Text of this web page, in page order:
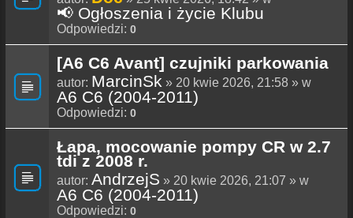
📢 Ogłoszenia i życie Klubu
Odpowiedzi: 0
[A6 C6 Avant] czujniki parkowania
autor: MarcinSk » 20 kwie 2026, 21:58 » w
A6 C6 (2004-2011)
Odpowiedzi: 0
Łapa, mocowanie pompy CR w 2.7
tdi z 2008 r.
autor: AndrzejS » 20 kwie 2026, 21:07 » w
A6 C6 (2004-2011)
Odpowiedzi: 0